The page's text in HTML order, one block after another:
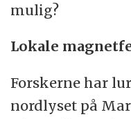
mulig?
Lokale
Forskerne har
nordlyset på